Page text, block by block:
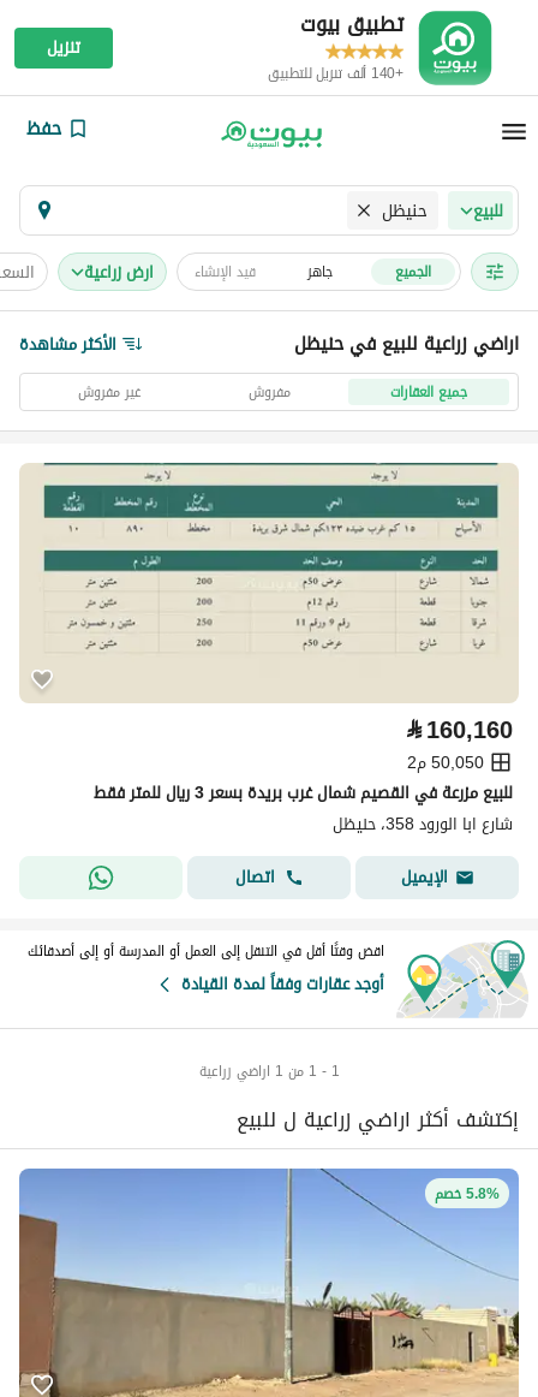
تطبيق بيوت
+140 ألف تنزيل للتطبيق
تنزيل
حفظ
للبيع حنيظل
الجميع جاهز قيد الإنشاء ارض زراعية
اراضي زراعية للبيع في حنيظل الأكثر مشاهدة
جميع العقارات مفروش غير مفروش
⃁160,160
50,050 م2
للبيع مزرعة في القصيم شمال غرب بريدة بسعر 3 ريال للمتر فقط
شارع ابا الورود 358، حنيظل
الإيميل
اتصال
اقض وقتًا أقل في التنقل إلى العمل أو المدرسة أو إلى أصدقائك
أوجد عقارات وفقاً لمدة القيادة
1 - 1 من 1 اراضي زراعية
إكتشف أكثر اراضي زراعية ل للبيع
5.8% خصم